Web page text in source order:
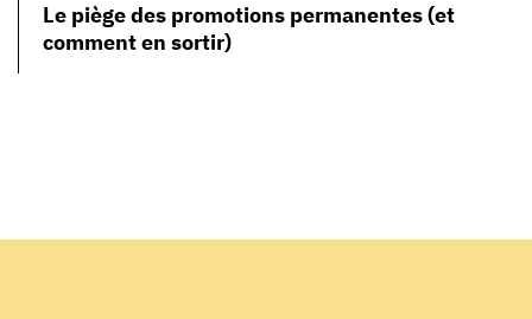
Le piège des promotions permanentes (et
comment en sortir)